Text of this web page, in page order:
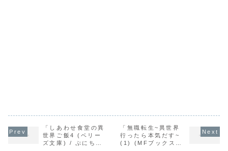
「しあわせ食堂の異
世界ご飯4 (ベリー
ズ文庫) / ぷにちゃ
「無職転生~異世界
行ったら本気だす~
(1) (MFブックス) /